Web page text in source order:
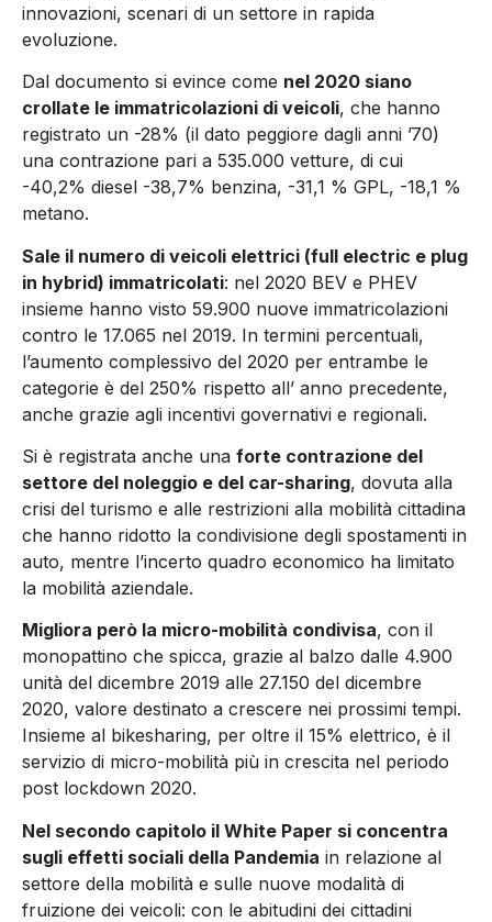
innovazioni, scenari di un settore in rapida
evoluzione.
Dal documento si evince come nel 2020 siano
crollate le immatricolazioni di veicoli, che hanno
registrato un -28% (il dato peggiore dagli anni ’70)
una contrazione pari a 535.000 vetture, di cui
-40,2% diesel -38,7% benzina, -31,1 % GPL, -18,1 %
metano.
Sale il numero di veicoli elettrici (full electric e plug
in hybrid) immatricolati: nel 2020 BEV e PHEV
insieme hanno visto 59.900 nuove immatricolazioni
contro le 17.065 nel 2019. In termini percentuali,
l’aumento complessivo del 2020 per entrambe le
categorie è del 250% rispetto all’ anno precedente,
anche grazie agli incentivi governativi e regionali.
Si è registrata anche una forte contrazione del
settore del noleggio e del car-sharing, dovuta alla
crisi del turismo e alle restrizioni alla mobilità cittadina
che hanno ridotto la condivisione degli spostamenti in
auto, mentre l’incerto quadro economico ha limitato
la mobilità aziendale.
Migliora però la micro-mobilità condivisa, con il
monopattino che spicca, grazie al balzo dalle 4.900
unità del dicembre 2019 alle 27.150 del dicembre
2020, valore destinato a crescere nei prossimi tempi.
Insieme al bikesharing, per oltre il 15% elettrico, è il
servizio di micro-mobilità più in crescita nel periodo
post lockdown 2020.
Nel secondo capitolo il White Paper si concentra
sugli effetti sociali della Pandemia in relazione al
settore della mobilità e sulle nuove modalità di
fruizione dei veicoli: con le abitudini dei cittadini